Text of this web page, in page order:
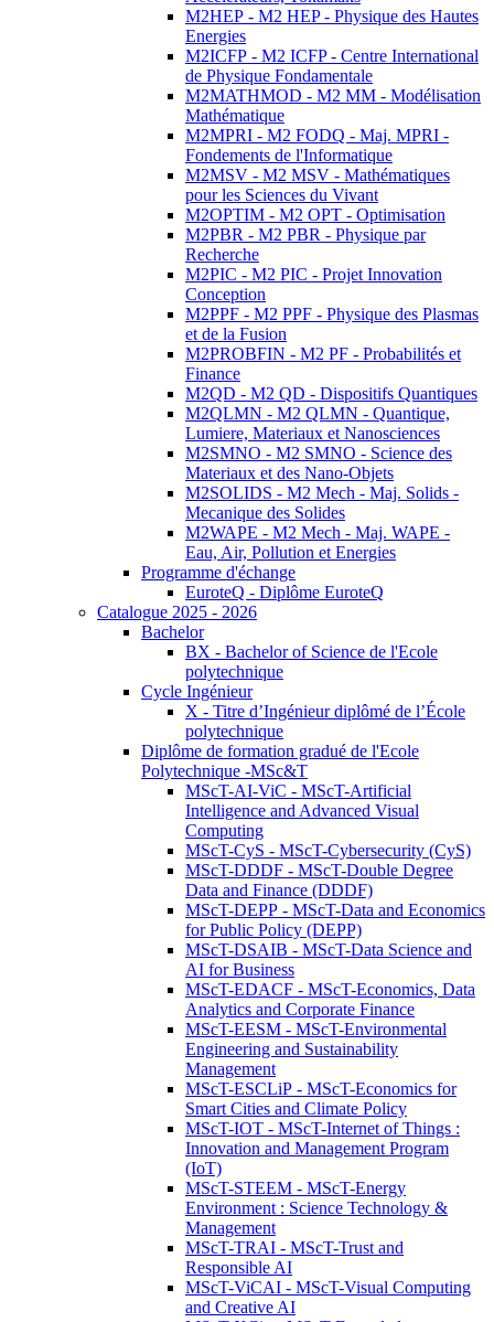
M2HEP - M2 HEP - Physique des Hautes
Energies
M2ICFP - M2 ICFP - Centre International
de Physique Fondamentale
M2MATHMOD - M2 MM - Modélisation
Mathématique
M2MPRI - M2 FODQ - Maj. MPRI -
Fondements de l'Informatique
M2MSV - M2 MSV - Mathématiques
pour les Sciences du Vivant
M2OPTIM - M2 OPT - Optimisation
M2PBR - M2 PBR - Physique par
Recherche
M2PIC - M2 PIC - Projet Innovation
Conception
M2PPF - M2 PPF - Physique des Plasmas
et de la Fusion
M2PROBFIN - M2 PF - Probabilités et
Finance
M2QD - M2 QD - Dispositifs Quantiques
M2QLMN - M2 QLMN - Quantique,
Lumiere, Materiaux et Nanosciences
M2SMNO - M2 SMNO - Science des
Materiaux et des Nano-Objets
M2SOLIDS - M2 Mech - Maj. Solids -
Mecanique des Solides
M2WAPE - M2 Mech - Maj. WAPE -
Eau, Air, Pollution et Energies
Programme d'échange
EuroteQ - Diplôme EuroteQ
Catalogue 2025 - 2026
Bachelor
BX - Bachelor of Science de l'Ecole
polytechnique
Cycle Ingénieur
X - Titre d’Ingénieur diplômé de l’École
polytechnique
Diplôme de formation gradué de l'Ecole
Polytechnique -MSc&T
MScT-AI-ViC - MScT-Artificial
Intelligence and Advanced Visual
Computing
MScT-CyS - MScT-Cybersecurity (CyS)
MScT-DDDF - MScT-Double Degree
Data and Finance (DDDF)
MScT-DEPP - MScT-Data and Economics
for Public Policy (DEPP)
MScT-DSAIB - MScT-Data Science and
AI for Business
MScT-EDACF - MScT-Economics, Data
Analytics and Corporate Finance
MScT-EESM - MScT-Environmental
Engineering and Sustainability
Management
MScT-ESCLiP - MScT-Economics for
Smart Cities and Climate Policy
MScT-IOT - MScT-Internet of Things :
Innovation and Management Program
(IoT)
MScT-STEEM - MScT-Energy
Environment : Science Technology &
Management
MScT-TRAI - MScT-Trust and
Responsible AI
MScT-ViCAI - MScT-Visual Computing
and Creative AI